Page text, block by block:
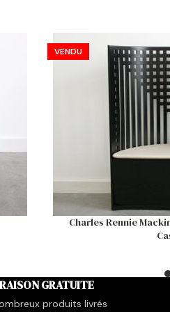
VENDU
Charles Rennie
GRATUITE
produits livrés